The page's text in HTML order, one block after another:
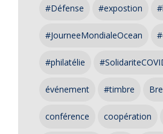
#Défense #expostion
#JourneeMondialeOcean
#philatélie
événement #timbre
conférence coopération